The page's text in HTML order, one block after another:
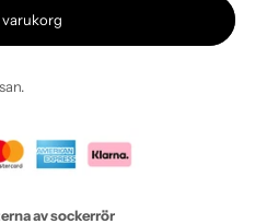
varukorg
av sockerrör